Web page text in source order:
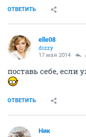
ОТВЕТИТЬ
elle08
dizzy
17 мая 2014
поставь себе, если
ОТВЕТИТЬ
Ник